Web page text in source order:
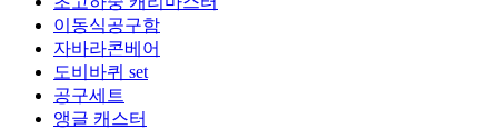
이동식공구함
자바라콘베어
도비바퀴 set
공구세트
앵글 캐스터